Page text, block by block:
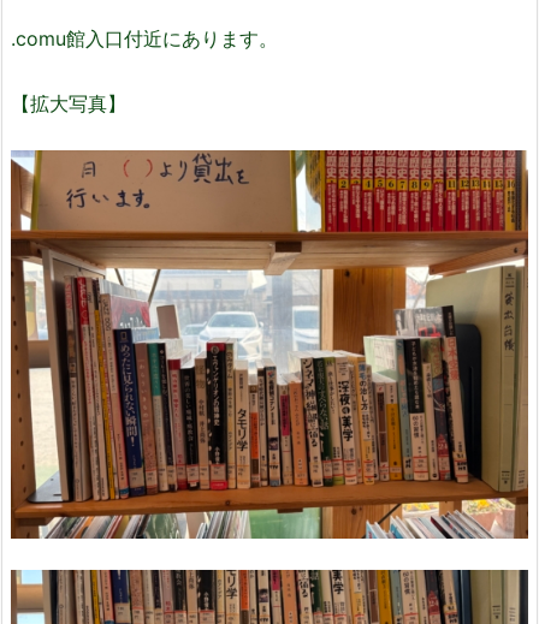
.comu館入口付近にあります。
【拡大写真】